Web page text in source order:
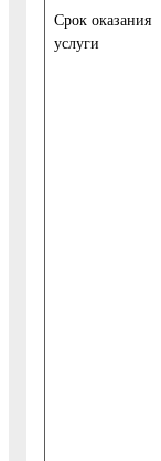
Cрок оказания
услуги